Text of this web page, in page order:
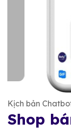
Kịch bản
Shop